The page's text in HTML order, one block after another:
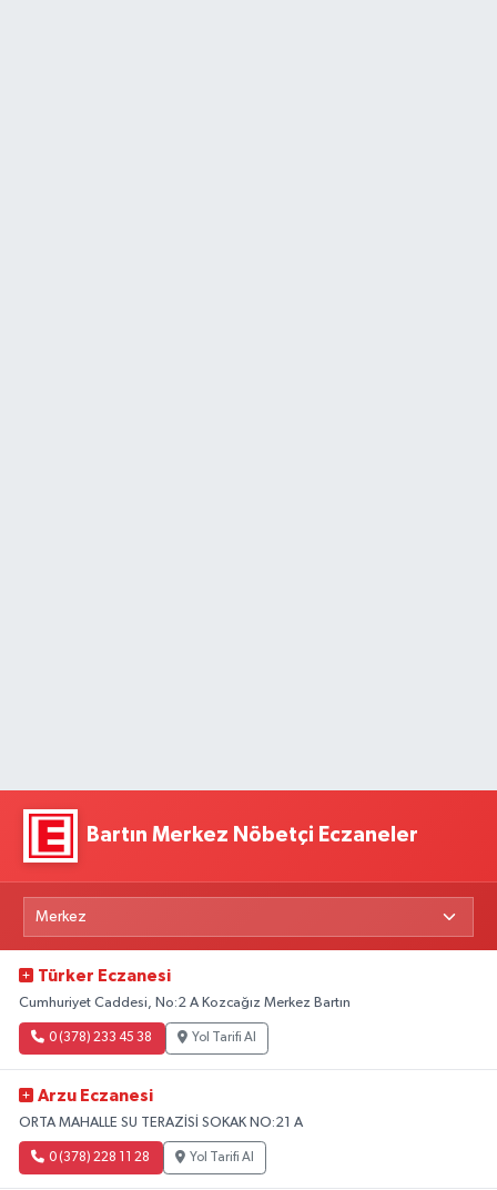
Bartın Merkez Nöbetçi Eczaneler
Türker Eczanesi
Cumhuriyet Caddesi, No:2 A Kozcağız Merkez Bartın
0 (378) 233 45 38 Yol Tarifi Al
Arzu Eczanesi
ORTA MAHALLE SU TERAZİSİ SOKAK NO:21 A
0 (378) 228 11 28 Yol Tarifi Al